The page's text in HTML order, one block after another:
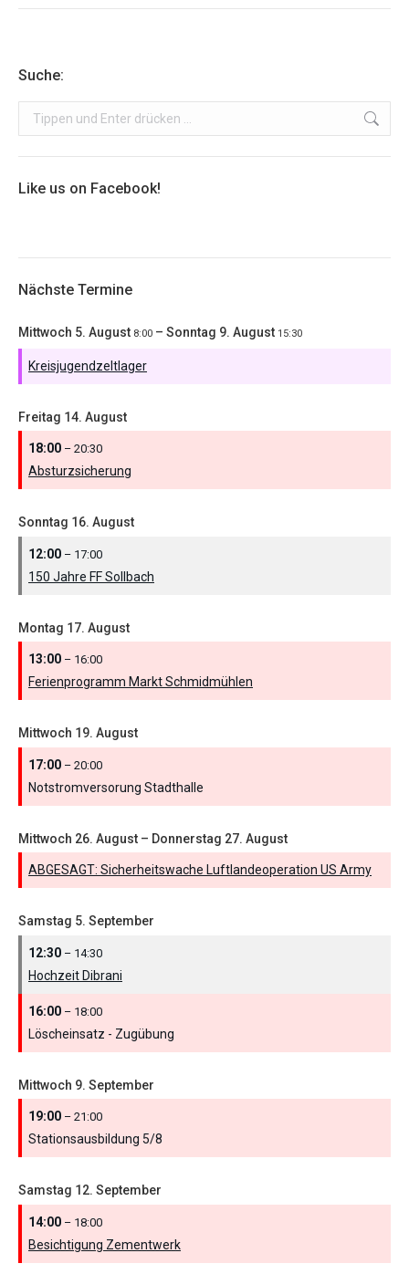
Suche:
Search:
Like us on Facebook!
Nächste Termine
Mittwoch 5. August 8:00 – Sonntag 9. August 15:30
Kreisjugendzeltlager
Freitag 14. August
18:00 – 20:30
Absturzsicherung
Sonntag 16. August
12:00 – 17:00
150 Jahre FF Sollbach
Montag 17. August
13:00 – 16:00
Ferienprogramm Markt Schmidmühlen
Mittwoch 19. August
17:00 – 20:00
Notstromversorung Stadthalle
Mittwoch 26. August – Donnerstag 27. August
ABGESAGT: Sicherheitswache Luftlandeoperation US Army
Samstag 5. September
12:30 – 14:30
Hochzeit Dibrani
16:00 – 18:00
Löscheinsatz - Zugübung
Mittwoch 9. September
19:00 – 21:00
Stationsausbildung 5/8
Samstag 12. September
14:00 – 18:00
Besichtigung Zementwerk